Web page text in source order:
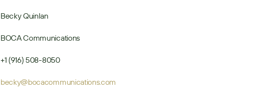
Becky Quinlan
BOCA Communications
+1 (916) 508-8050
becky@bocacommunications.com